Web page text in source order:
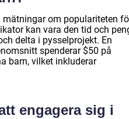
om populariteten
kan vara den tid och
delta i pysselprojekt. En
spenderar $50 på
barn, vilket inkluderar
engagera sig i